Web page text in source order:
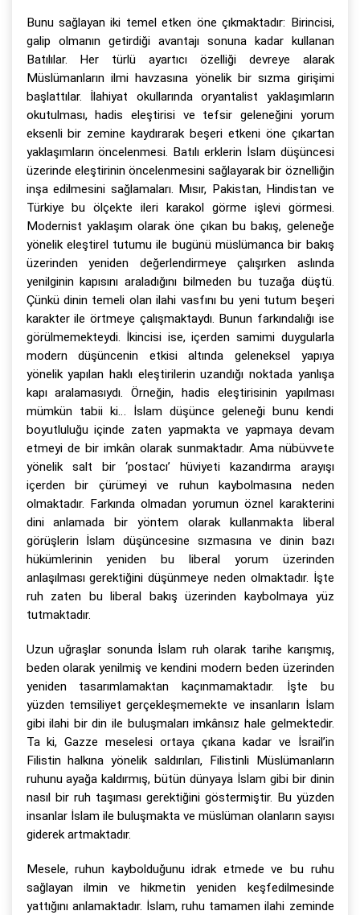
Bunu sağlayan iki temel etken öne çıkmaktadır: Birincisi,
galip olmanın getirdiği avantajı sonuna kadar kullanan
Batılılar. Her türlü ayartıcı özelliği devreye alarak
Müslümanların ilmi havzasına yönelik bir sızma girişimi
başlattılar. İlahiyat okullarında oryantalist yaklaşımların
okutulması, hadis eleştirisi ve tefsir geleneğini yorum
eksenli bir zemine kaydırarak beşeri etkeni öne çıkartan
yaklaşımların öncelenmesi. Batılı erklerin İslam düşüncesi
üzerinde eleştirinin öncelenmesini sağlayarak bir öznelliğin
inşa edilmesini sağlamaları. Mısır, Pakistan, Hindistan ve
Türkiye bu ölçekte ileri karakol görme işlevi görmesi.
Modernist yaklaşım olarak öne çıkan bu bakış, geleneğe
yönelik eleştirel tutumu ile bugünü müslümanca bir bakış
üzerinden yeniden değerlendirmeye çalışırken aslında
yenilginin kapısını araladığını bilmeden bu tuzağa düştü.
Çünkü dinin temeli olan ilahi vasfını bu yeni tutum beşeri
karakter ile örtmeye çalışmaktaydı. Bunun farkındalığı ise
görülmemekteydi. İkincisi ise, içerden samimi duygularla
modern düşüncenin etkisi altında geleneksel yapıya
yönelik yapılan haklı eleştirilerin uzandığı noktada yanlışa
kapı aralamasıydı. Örneğin, hadis eleştirisinin yapılması
mümkün tabii ki… İslam düşünce geleneği bunu kendi
boyutluluğu içinde zaten yapmakta ve yapmaya devam
etmeyi de bir imkân olarak sunmaktadır. Ama nübüvvete
yönelik salt bir ‘postacı’ hüviyeti kazandırma arayışı
içerden bir çürümeyi ve ruhun kaybolmasına neden
olmaktadır. Farkında olmadan yorumun öznel karakterini
dini anlamada bir yöntem olarak kullanmakta liberal
görüşlerin İslam düşüncesine sızmasına ve dinin bazı
hükümlerinin yeniden bu liberal yorum üzerinden
anlaşılması gerektiğini düşünmeye neden olmaktadır. İşte
ruh zaten bu liberal bakış üzerinden kaybolmaya yüz
tutmaktadır.
Uzun uğraşlar sonunda İslam ruh olarak tarihe karışmış,
beden olarak yenilmiş ve kendini modern beden üzerinden
yeniden tasarımlamaktan kaçınmamaktadır. İşte bu
yüzden temsiliyet gerçekleşmemekte ve insanların İslam
gibi ilahi bir din ile buluşmaları imkânsız hale gelmektedir.
Ta ki, Gazze meselesi ortaya çıkana kadar ve İsrail’in
Filistin halkına yönelik saldırıları, Filistinli Müslümanların
ruhunu ayağa kaldırmış, bütün dünyaya İslam gibi bir dinin
nasıl bir ruh taşıması gerektiğini göstermiştir. Bu yüzden
insanlar İslam ile buluşmakta ve müslüman olanların sayısı
giderek artmaktadır.
Mesele, ruhun kaybolduğunu idrak etmede ve bu ruhu
sağlayan ilmin ve hikmetin yeniden keşfedilmesinde
yattığını anlamaktadır. İslam, ruhu tamamen ilahi zeminde